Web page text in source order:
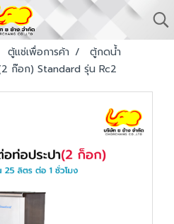
ตู้แช่เพื่อการค้า
ตู้กดน้ำ
ก๊อก) Standard รุ่น Rc2